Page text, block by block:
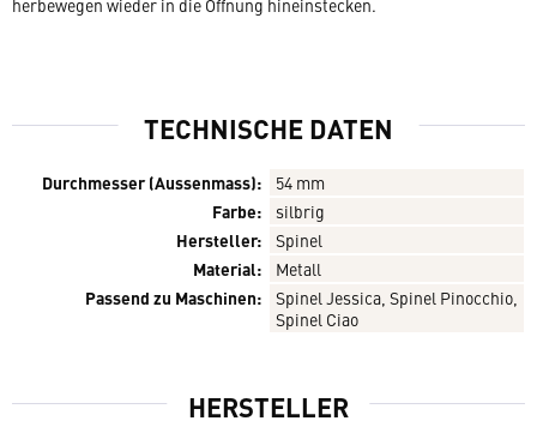
herbewegen wieder in die Öffnung hineinstecken.
TECHNISCHE DATEN
Durchmesser (Aussenmass):
54 mm
Farbe: silbrig
Hersteller: Spinel
Material:
Metall
Passend zu Maschinen: Spinel Jessica, Spinel Pinocchio,
Spinel Ciao
HERSTELLER